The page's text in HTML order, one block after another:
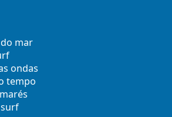
mar
ondas
tempo
surf